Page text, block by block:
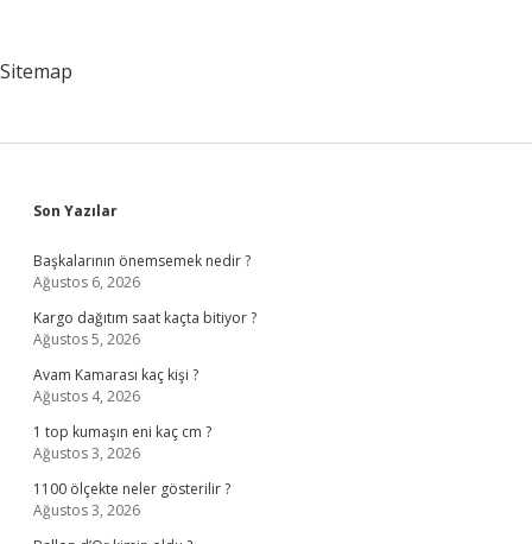
Sitemap
Sidebar
Son Yazılar
Başkalarının önemsemek nedir ?
Ağustos 6, 2026
Kargo dağıtım saat kaçta bitiyor ?
Ağustos 5, 2026
Avam Kamarası kaç kişi ?
Ağustos 4, 2026
1 top kumaşın eni kaç cm ?
Ağustos 3, 2026
1100 ölçekte neler gösterilir ?
Ağustos 3, 2026